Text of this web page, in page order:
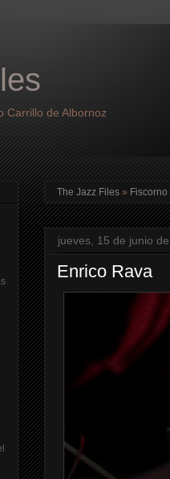
Carrillo de Albornoz
The Jazz Files » Fiscorno
jueves, 15 de junio
Enrico Rava